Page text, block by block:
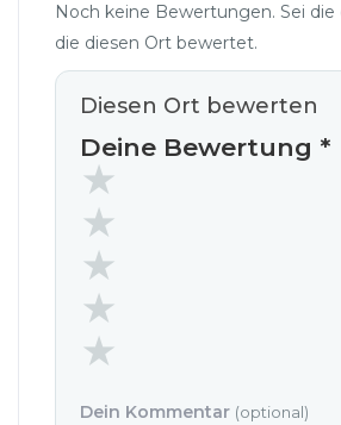
Noch keine Bewertungen. Sei die
die diesen Ort bewertet.
Diesen Ort bewerten
Deine Bewertung *
Dein Kommentar (optional)